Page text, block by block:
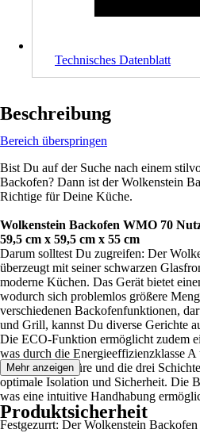
Technisches Datenblatt
Beschreibung
Bereich überspringen
Bist Du auf der Suche nach einem
Backofen? Dann ist der Wolkenstein
Richtige für Deine Küche.
Wolkenstein Backofen WMO 70
59,5 cm x 59,5 cm x 55 cm
Darum solltest Du zugreifen: Der
überzeugt mit seiner schwarzen
moderne Küchen. Das Gerät bietet
wodurch sich problemlos größere
verschiedenen Backofenfunktionen,
und Grill, kannst Du diverse Gerichte
Die ECO-Funktion ermöglicht zudem
was durch die Energieeffizienzklasse
Vollglas-Innentüre und die drei
optimale Isolation und Sicherheit. Die
was eine intuitive Handhabung
Festgezurrt: Der Wolkenstein
Mehr anzeigen
Produktsicherheit